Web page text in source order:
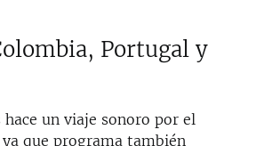
Portugal y
hace un viaje sonoro por el
que programa también